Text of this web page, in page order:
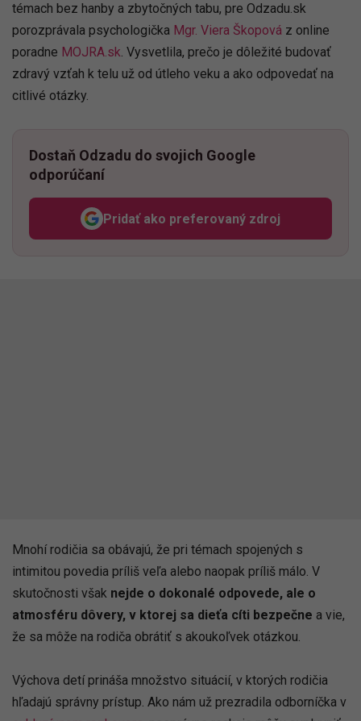
témach bez hanby a zbytočných tabu, pre Odzadu.sk
porozprávala psychologička Mgr. Viera Škopová z online
poradne MOJRA.sk. Vysvetlila, prečo je dôležité budovať
zdravý vzťah k telu už od útleho veku a ako odpovedať na
citlivé otázky.
Dostaň Odzadu do svojich Google
odporúčaní
Pridať ako preferovaný zdroj
Odzadu, odkaz sa otvorí v
Mnohí rodičia sa obávajú, že pri témach spojených s
intimitou povedia príliš veľa alebo naopak príliš málo. V
skutočnosti však nejde o dokonalé odpovede, ale o
atmosféru dôvery, v ktorej sa dieťa cíti bezpečne a vie,
že sa môže na rodiča obrátiť s akoukoľvek otázkou.
Výchova detí prináša množstvo situácií, v ktorých rodičia
hľadajú správny prístup. Ako nám už prezradila odborníčka v